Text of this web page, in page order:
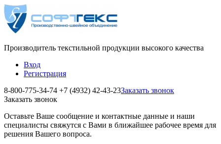
Производитель текстильной продукции высокого качества
Вход
Регистрация
8-800-775-34-74 +7 (4932) 42-43-23Заказать звонок
Заказать звонок
Оставьте Ваше сообщение и контактные данные и наши
специалисты свяжутся с Вами в ближайшее рабочее время для
решения Вашего вопроса.